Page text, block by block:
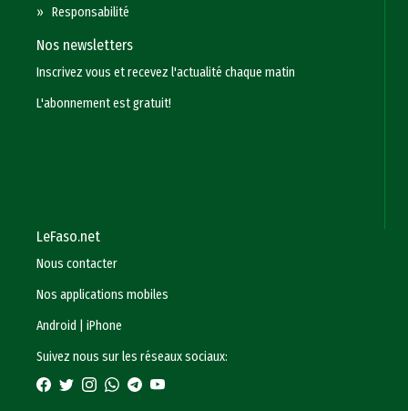
»Responsabilité
Nos newsletters
Inscrivez vous et recevez l'actualité chaque matin
L'abonnement est gratuit!
LeFaso.net
Nous contacter
Nos applications mobiles
Android
|iPhone
Suivez nous sur les réseaux sociaux: